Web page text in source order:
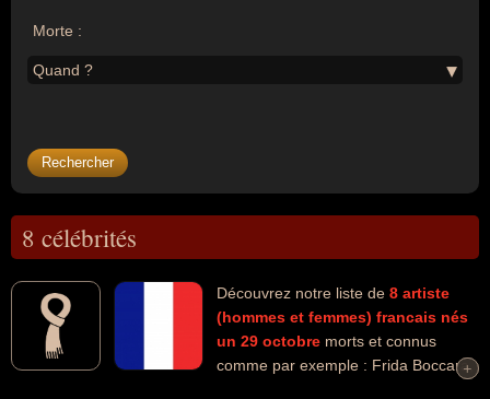
Morte :
Quand ?
8 célébrités
Découvrez notre liste de 8 artiste
(hommes et femmes) francais nés
un 29 octobre morts et connus
comme par exemple : Frida Boccara,
+
+